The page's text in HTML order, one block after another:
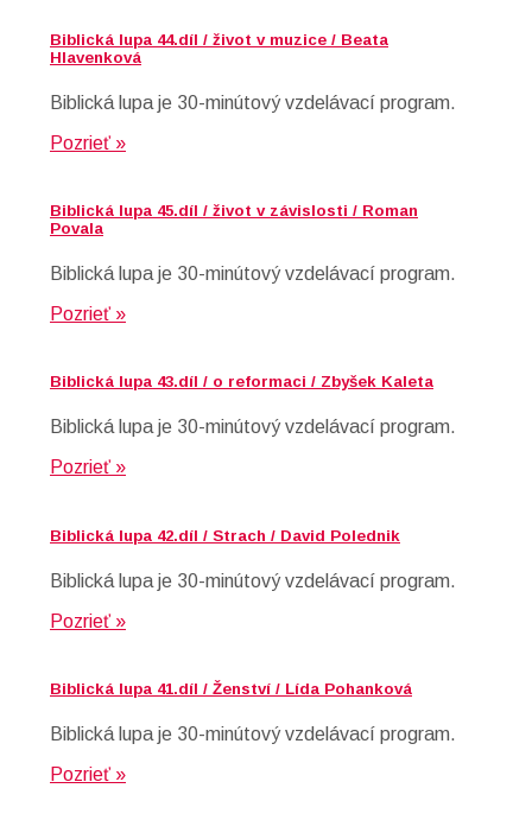
Biblická lupa 44.díl / život v muzice / Beata
Hlavenková
Biblická lupa je 30-minútový vzdelávací program.
Pozrieť »
Biblická lupa 45.díl / život v závislosti / Roman
Povala
Biblická lupa je 30-minútový vzdelávací program.
Pozrieť »
Biblická lupa 43.díl / o reformaci / Zbyšek Kaleta
Biblická lupa je 30-minútový vzdelávací program.
Pozrieť »
Biblická lupa 42.díl / Strach / David Polednik
Biblická lupa je 30-minútový vzdelávací program.
Pozrieť »
Biblická lupa 41.díl / Ženství / Lída Pohanková
Biblická lupa je 30-minútový vzdelávací program.
Pozrieť »